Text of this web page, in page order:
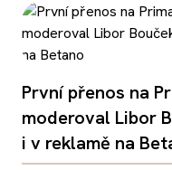
První přenos na
moderoval Libor
i v reklamě na